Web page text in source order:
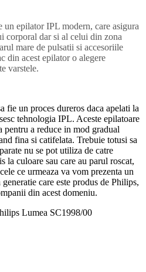
epilator IPL modern, care asigura
corporal dar si al celui din zona
mare de pulsatii si accesoriile
din acest epilator o alegere
varstele.
fie un proces dureros daca apelati la
tehnologia IPL. Aceste epilatoare
pentru a reduce in mod gradual
fina si catifelata. Trebuie totusi sa
nu se pot utiliza de catre
la culoare sau care au parul roscat,
ce urmeaza va vom prezenta un
care este produs de Philips,
din acest domeniu.